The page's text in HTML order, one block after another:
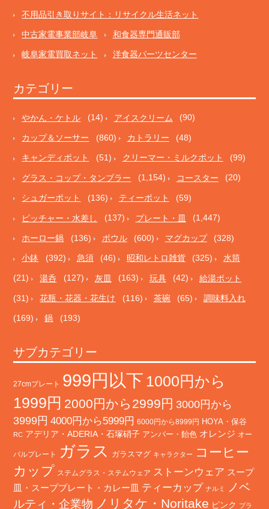
不用品引き取りサイト：リサイクル生活ネット
中古家電事業部岐阜 和食器専門通販部
岐阜家電買取ネット 洋食器パーツセンター
カテゴリー
やかん・ケトル (14) アイスクリーム (90)
カップ＆ソーサー (860) カトラリー (48)
キャンディポット (51) クリーマー・ミルクポット (99)
グラス・コップ・タンブラー (1,154) コースター (20)
シュガーポット (136) ティーポット (59)
ピッチャー・水差し (137) プレート・皿 (1,447)
ホーロー鍋 (136) ボウル (600) マグカップ (328)
小鉢 (392) 急須 (46) 昭和レトロ雑貨 (325) 水筒
(21) 湯呑 (127) 灰皿 (163) 玩具 (42) 給湯ポット
(31) 花瓶・花器・花生け (116) 茶碗 (65) 調味料入れ
(169) 鍋 (193)
サブカテゴリー
27cmプレート 999円以下 1000円から
1999円 2000円から2999円 3000円から
3999円 4000円から5999円 6000円から8999円 HOYA・保谷
RC アデリア・ADERIA・石塚硝子 アンバー・飴色 オレンジ オー
バルプレート ガラス ガラスマグ キャラクター
コーヒー
カップ ステムグラス・ステムウェア ストーンウェア スープ
皿・スーププレート・カレー皿 ティーカップ ナルミ
ノベ
ルティ・企業物 ノリタケ・Noritake ピンク プラ